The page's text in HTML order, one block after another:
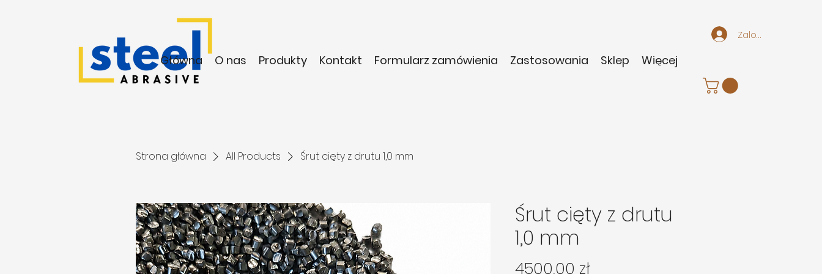
Główna O nas Produkty Kontakt Formularz zamówienia Zastosowania Sklep Więcej
Zaloguj się
Strona główna All Products Śrut cięty z drutu 1,0 mm
Śrut cięty z drutu
1,0 mm
4500,00 złCena